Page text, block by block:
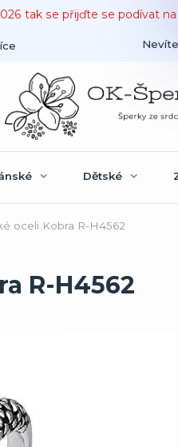
tak se přijďte se podívat
Dětské
oceli Kobra R-H4562
R-H4562